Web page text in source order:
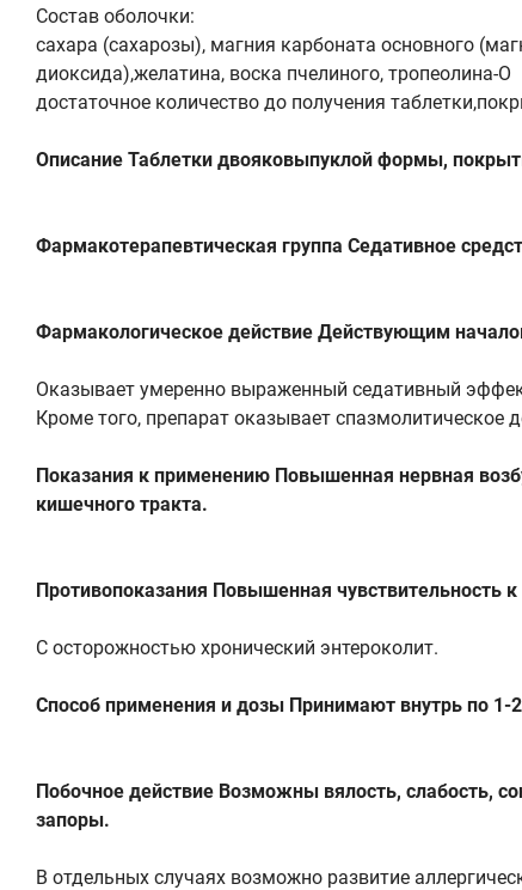
Состав оболочки:
сахара (сахарозы), магния карбоната основного
диоксида),желатина, воска пчелиного, тропеолина-О
достаточное количество до получения
Описание Таблетки двояковыпуклой формы,
Фармакотерапевтическая группа Седативное
Фармакологическое действие Действующим
Оказывает умеренно выраженный седативный
Кроме того, препарат оказывает спазмолитическое
Показания к применению Повышенная нервная
кишечного тракта.
Противопоказания Повышенная чувствительность
С осторожностью хронический энтероколит.
Способ применения и дозы Принимают внутрь по 1-
Побочное действие Возможны вялость, слабость,
запоры.
В отдельных случаях возможно развитие